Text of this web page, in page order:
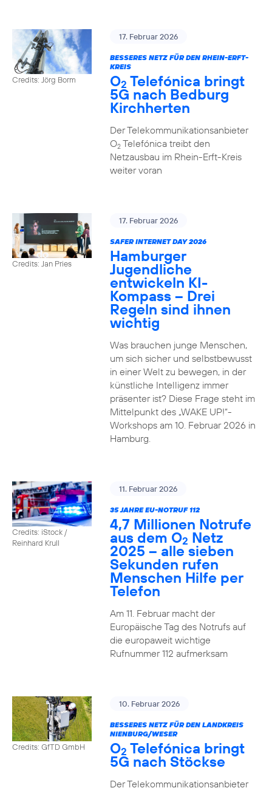
Credits: Jörg Borm
17. Februar 2026
BESSERES NETZ FÜR DEN RHEIN-ERFT-
KREIS
O2 Telefónica bringt
5G nach Bedburg
Kirchherten
Der Telekommunikationsanbieter
O2Telefónica treibt den
Netzausbau im Rhein-Erft-Kreis
weiter voran
Credits: Jan Pries
17. Februar 2026
SAFER INTERNET DAY 2026
Hamburger
Jugendliche
entwickeln KI-
Kompass – Drei
Regeln sind ihnen
wichtig
Was brauchen junge Menschen,
um sich sicher und selbstbewusst
in einer Welt zu bewegen, in der
künstliche Intelligenz immer
präsenter ist? Diese Frage steht im
Mittelpunkt des „WAKE UP!“-
Workshops am 10. Februar 2026 in
Hamburg.
Credits: iStock /
Reinhard Krull
11. Februar 2026
35 JAHRE EU-NOTRUF 112
4,7 Millionen Notrufe
aus dem O2 Netz
2025 – alle sieben
Sekunden rufen
Menschen Hilfe per
Telefon
Am 11. Februar macht der
Europäische Tag des Notrufs auf
die europaweit wichtige
Rufnummer 112 aufmerksam
Credits: GfTD GmbH
10. Februar 2026
BESSERES NETZ FÜR DEN LANDKREIS
NIENBURG/WESER
O2 Telefónica bringt
5G nach Stöckse
Der Telekommunikationsanbieter